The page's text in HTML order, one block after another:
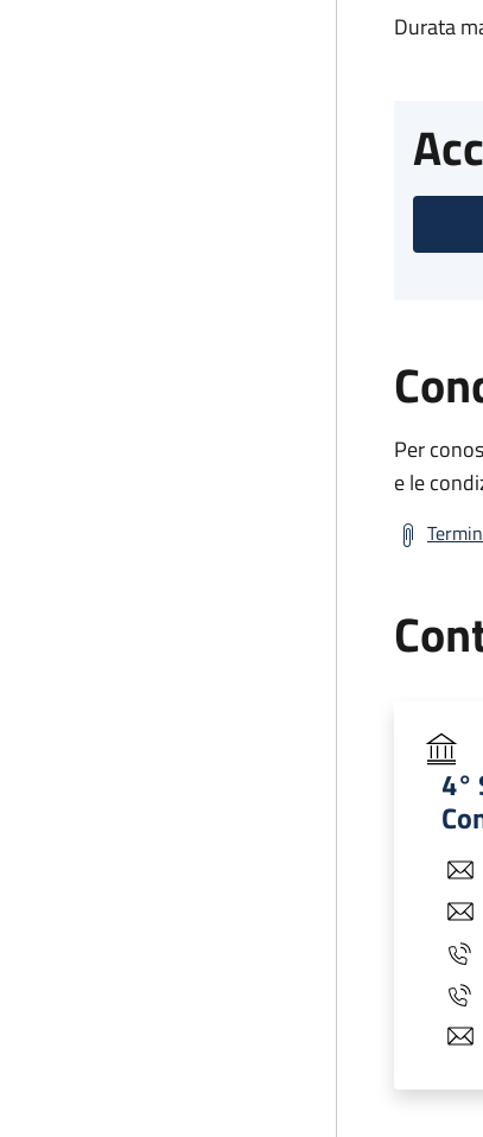
Durata
Per
e le
4°